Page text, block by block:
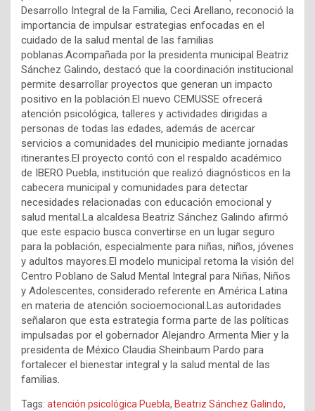
Desarrollo Integral de la Familia, Ceci Arellano, reconoció la
importancia de impulsar estrategias enfocadas en el
cuidado de la salud mental de las familias
poblanas.Acompañada por la presidenta municipal Beatriz
Sánchez Galindo, destacó que la coordinación institucional
permite desarrollar proyectos que generan un impacto
positivo en la población.El nuevo CEMUSSE ofrecerá
atención psicológica, talleres y actividades dirigidas a
personas de todas las edades, además de acercar
servicios a comunidades del municipio mediante jornadas
itinerantes.El proyecto contó con el respaldo académico
de IBERO Puebla, institución que realizó diagnósticos en la
cabecera municipal y comunidades para detectar
necesidades relacionadas con educación emocional y
salud mental.La alcaldesa Beatriz Sánchez Galindo afirmó
que este espacio busca convertirse en un lugar seguro
para la población, especialmente para niñas, niños, jóvenes
y adultos mayores.El modelo municipal retoma la visión del
Centro Poblano de Salud Mental Integral para Niñas, Niños
y Adolescentes, considerado referente en América Latina
en materia de atención socioemocional.Las autoridades
señalaron que esta estrategia forma parte de las políticas
impulsadas por el gobernador Alejandro Armenta Mier y la
presidenta de México Claudia Sheinbaum Pardo para
fortalecer el bienestar integral y la salud mental de las
familias.
Tags: atención psicológica Puebla, Beatriz Sánchez Galindo,